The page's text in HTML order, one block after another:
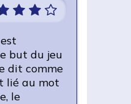
but du jeu
dit comme
lié au mot
le